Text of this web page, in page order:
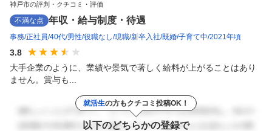
神戸市の評判・クチコミ・評価
不満な点 年収・給与制度・待遇
事務 正社員 40代 男性 役職なし 現職 新卒入社 既婚 子育て中 2021年頃
3.8
大手企業のように、業績や景気で著しく給料が上がることはあり
ません。賞与も...
就活生の方もクチコミ投稿OK！
以下のどちらかの登録で